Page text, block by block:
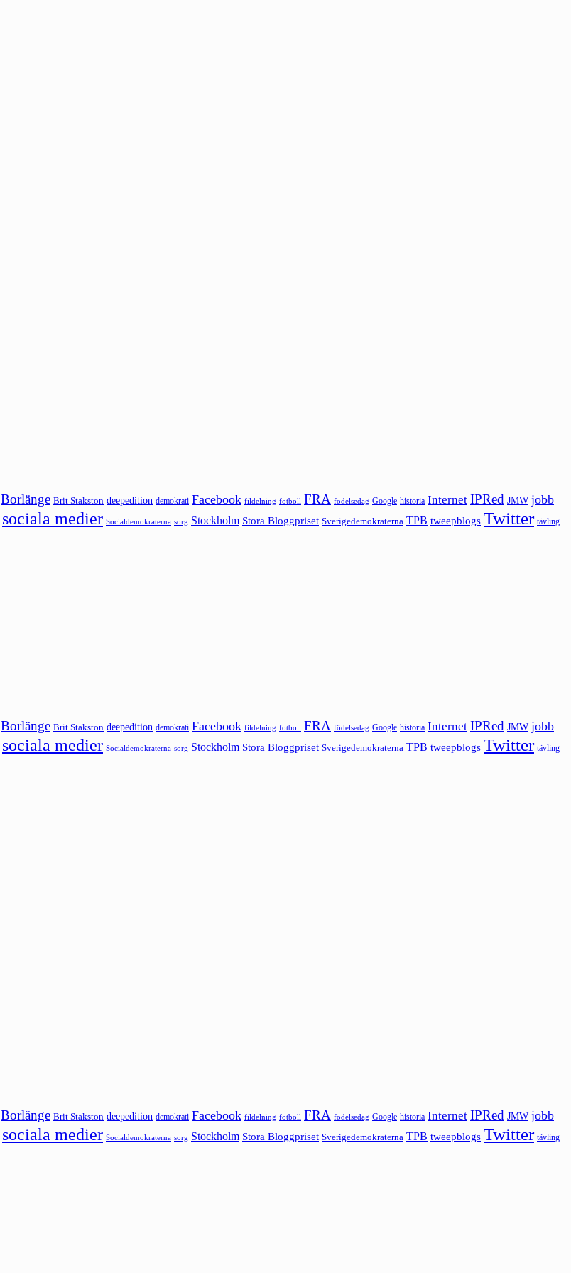
Borlänge Brit Stakston deepedition demokrati Facebook fildelning fotboll FRA födelsedag Google historia Internet IPRed JMW jobb
sociala medier Socialdemokraterna sorg Stockholm Stora Bloggpriset Sverigedemokraterna TPB tweepblogs Twitter tävling
Borlänge Brit Stakston deepedition demokrati Facebook fildelning fotboll FRA födelsedag Google historia Internet IPRed JMW jobb
sociala medier Socialdemokraterna sorg Stockholm Stora Bloggpriset Sverigedemokraterna TPB tweepblogs Twitter tävling
Borlänge Brit Stakston deepedition demokrati Facebook fildelning fotboll FRA födelsedag Google historia Internet IPRed JMW jobb
sociala medier Socialdemokraterna sorg Stockholm Stora Bloggpriset Sverigedemokraterna TPB tweepblogs Twitter tävling